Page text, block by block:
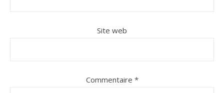
Site web
Commentaire *